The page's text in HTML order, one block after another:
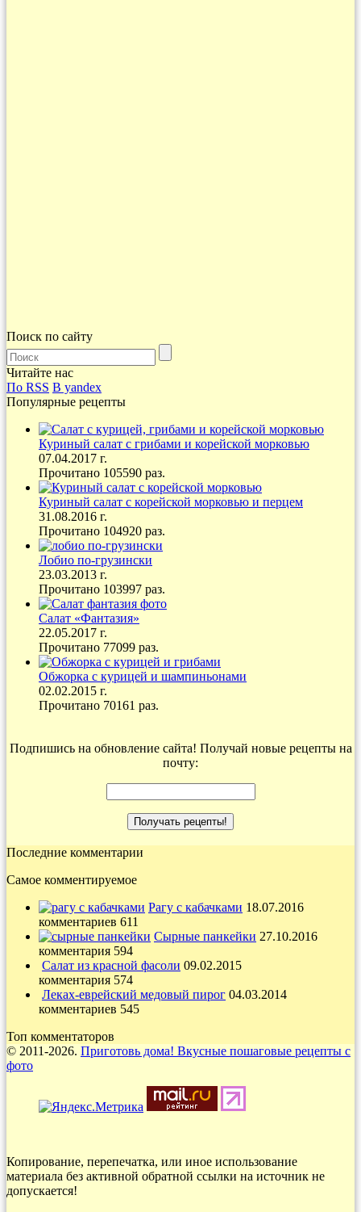
Поиск по сайту
Читайте нас
По RSS В yandex
Популярные рецепты
Куриный салат с грибами и корейской морковью
07.04.2017 г.
Прочитано 105590 раз.
Куриный салат с корейской морковью и перцем
31.08.2016 г.
Прочитано 104920 раз.
Лобио по-грузински
23.03.2013 г.
Прочитано 103997 раз.
Салат «Фантазия»
22.05.2017 г.
Прочитано 77099 раз.
Обжорка с курицей и шампиньонами
02.02.2015 г.
Прочитано 70161 раз.
Подпишись на обновление сайта! Получай новые рецепты на
почту:
Последние комментарии
Самое комментируемое
Рагу с кабачками 18.07.2016
комментариев 611
Сырные панкейки 27.10.2016
комментария 594
Салат из красной фасоли 09.02.2015
комментария 574
Леках-еврейский медовый пирог 04.03.2014
комментариев 545
Топ комментаторов
© 2011-2026. Приготовь дома! Вкусные пошаговые рецепты с
фото
Копирование, перепечатка, или иное использование
материала без активной обратной ссылки на источник не
допускается!